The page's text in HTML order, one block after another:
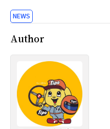
NEWS
Author